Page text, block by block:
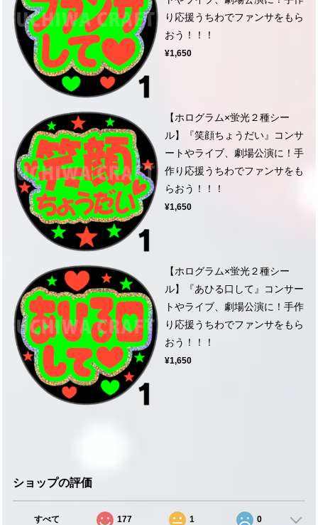
り応援うちわでファンサをもら
おう！！！
¥1,650
【ホログラム×蛍光２種シー
ル】『笑顔ちょうだい』コンサ
ートやライブ、劇場公演に！手
作り応援うちわでファンサをも
らおう！！！
¥1,650
【ホログラム×蛍光２種シー
ル】『あひる口して』コンサー
トやライブ、劇場公演に！手作
り応援うちわでファンサをもら
おう！！！
¥1,650
ショップの評価
すべて 177 1 0